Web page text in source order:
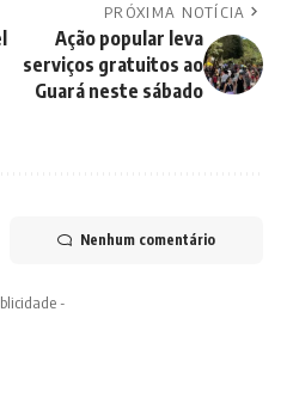
PRÓXIMA NOTÍCIA
Ação popular leva
serviços gratuitos ao
Guará neste sábado
Nenhum comentário
-